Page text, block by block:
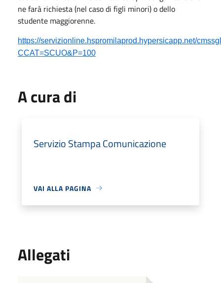
ne farà richiesta (nel caso di figli minori) o dello
studente maggiorenne.
https://servizionline.hspromilaprod.hypersicapp.net/
CCAT=SCUO&P=100
A cura di
Servizio Stampa Comunicazione
VAI ALLA PAGINA
Allegati